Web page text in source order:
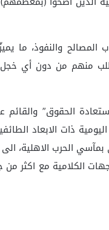
المصالح والنفوذ، ما
منهم من دون أي
الحقوق”
ذات الابعاد
بمآسي الحرب الاهلية،
الكلامية مع اكثر